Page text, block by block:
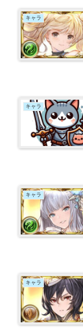
キャラ
キャラ
キャラ
キャラ